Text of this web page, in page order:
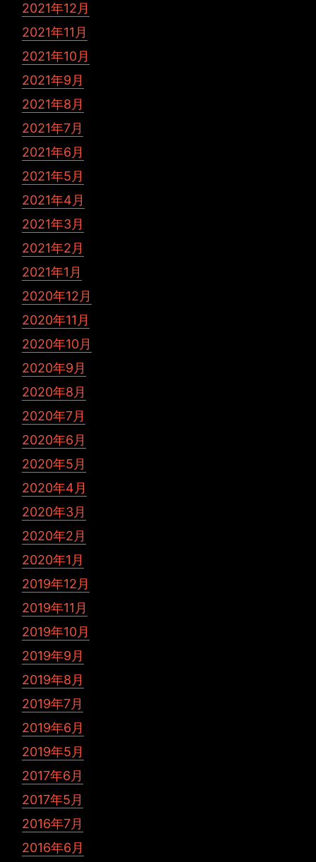
2021年12月
2021年11月
2021年10月
2021年9月
2021年8月
2021年7月
2021年6月
2021年5月
2021年4月
2021年3月
2021年2月
2021年1月
2020年12月
2020年11月
2020年10月
2020年9月
2020年8月
2020年7月
2020年6月
2020年5月
2020年4月
2020年3月
2020年2月
2020年1月
2019年12月
2019年11月
2019年10月
2019年9月
2019年8月
2019年7月
2019年6月
2019年5月
2017年6月
2017年5月
2016年7月
2016年6月